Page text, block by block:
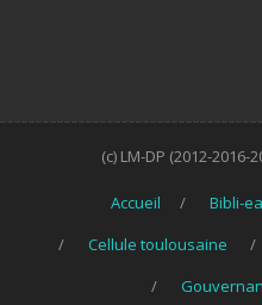
(c) LM-DP (2012-2016-
Accueil
Bibli-
Cellule toulousaine